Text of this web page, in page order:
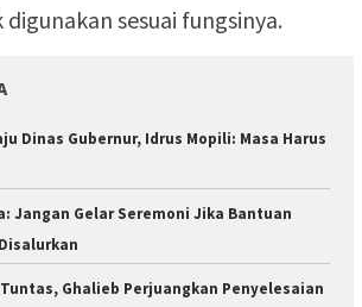
sesuai fungsinya.
Dinas Gubernur, Idrus Mopili: Masa Harus
Jangan Gelar Seremoni Jika Bantuan
Ghalieb Perjuangkan Penyelesaian